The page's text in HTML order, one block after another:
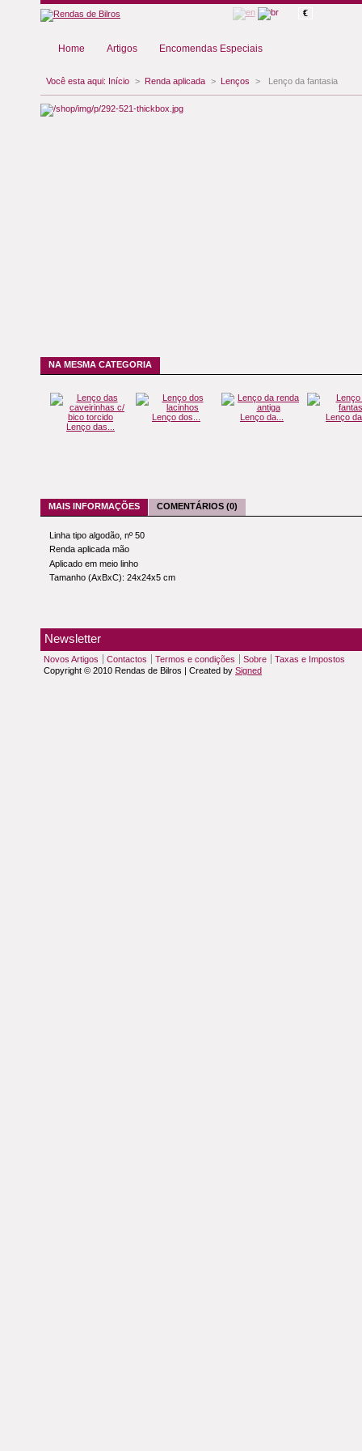
€
Home Artigos Encomendas Especiais
Você esta aqui: Início > Renda aplicada > Lenços > Lenço da fantasia
NA MESMA CATEGORIA
Lenço das...
Lenço dos... Lenço da... Lenço
MAIS INFORMAÇÕES COMENTÁRIOS (0)
Linha tipo algodão, nº 50
Renda aplicada mão
Aplicado em meio linho
Tamanho (AxBxC): 24x24x5 cm
Newsletter
Novos Artigos Contactos Termos e condições Sobre
Taxas e Impostos
Copyright © 2010 Rendas de Bilros | Created by Signed